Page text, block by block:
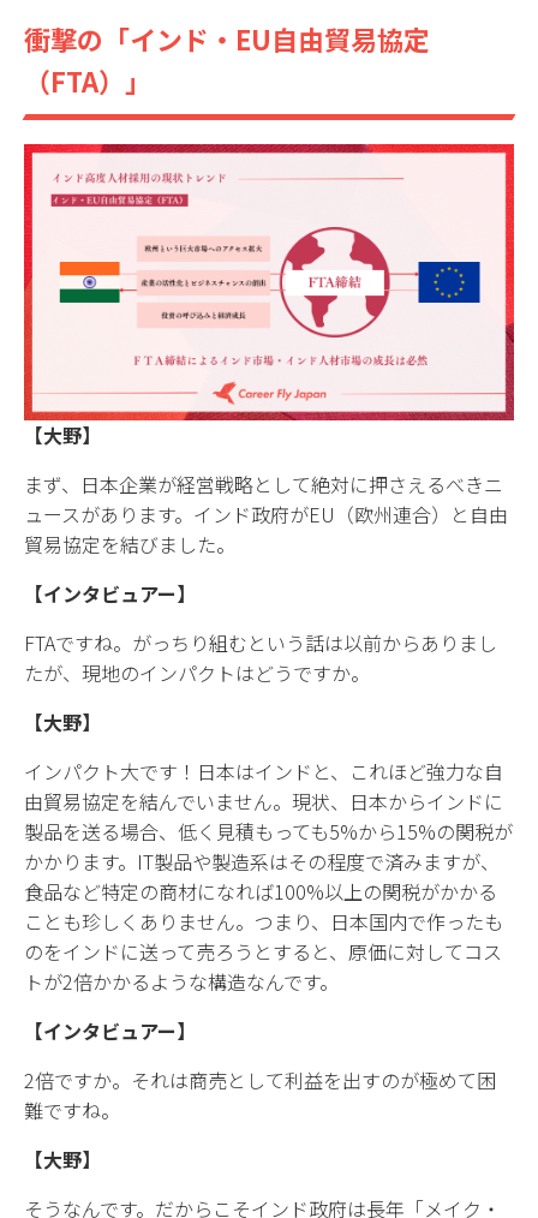
衝撃の「インド・EU自由貿易協定
（FTA）」
【大野】
まず、日本企業が経営戦略として絶対に押さえるべきニ
ュースがあります。インド政府がEU（欧州連合）と自由
貿易協定を結びました。
【インタビュアー】
FTAですね。がっちり組むという話は以前からありまし
たが、現地のインパクトはどうですか。
【大野】
インパクト大です！日本はインドと、これほど強力な自
由貿易協定を結んでいません。現状、日本からインドに
製品を送る場合、低く見積もっても5%から15%の関税が
かかります。IT製品や製造系はその程度で済みますが、
食品など特定の商材になれば100%以上の関税がかかる
ことも珍しくありません。つまり、日本国内で作ったも
のをインドに送って売ろうとすると、原価に対してコス
トが2倍かかるような構造なんです。
【インタビュアー】
2倍ですか。それは商売として利益を出すのが極めて困
難ですね。
【大野】
そうなんです。だからこそインド政府は長年「メイク・